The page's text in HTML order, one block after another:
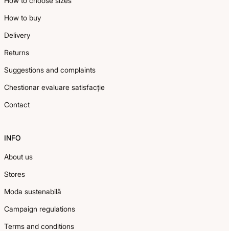
How to buy
Delivery
Returns
Suggestions and complaints
Chestionar evaluare satisfacție
Contact
INFO
About us
Stores
Moda sustenabilă
Campaign regulations
Terms and conditions